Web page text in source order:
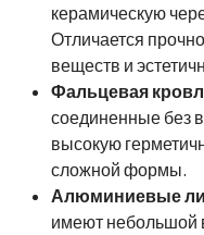
керамическую
Отличается
веществ и
Фальцевая
соединенные без
высокую
сложной формы.
Алюминиевые
имеют небольшой